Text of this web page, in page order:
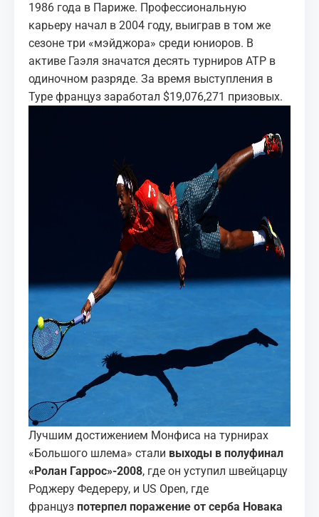
1986 года в Париже. Профессиональную
карьеру начал в 2004 году, выиграв в том же
сезоне три «мэйджора» среди юниоров. В
активе Гаэля значатся десять турниров АТР в
одиночном разряде. За время выступления в
Туре француз заработал $19,076,271 призовых.
Лучшим достижением Монфиса на турнирах
«Большого шлема» стали выходы в полуфинал
«Ролан Гаррос»-2008, где он уступил швейцарцу
Роджеру Федереру, и US Open, где
француз потерпел поражение от серба Новака